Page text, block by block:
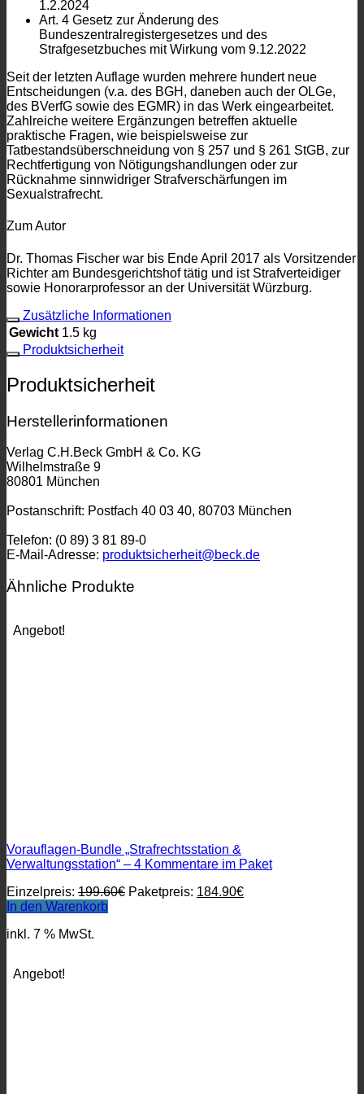
1.2.2024
Art. 4 Gesetz zur Änderung des
Bundeszentralregistergesetzes und des
Strafgesetzbuches mit Wirkung vom 9.12.2022
Seit der letzten Auflage wurden mehrere hundert neue
Entscheidungen (v.a. des BGH, daneben auch der OLGe,
des BVerfG sowie des EGMR) in das Werk eingearbeitet.
Zahlreiche weitere Ergänzungen betreffen aktuelle
praktische Fragen, wie beispielsweise zur
Tatbestandsüberschneidung von § 257 und § 261 StGB, zur
Rechtfertigung von Nötigungshandlungen oder zur
Rücknahme sinnwidriger Strafverschärfungen im
Sexualstrafrecht.
Zum Autor
Dr. Thomas Fischer war bis Ende April 2017 als Vorsitzender
Richter am Bundesgerichtshof tätig und ist Strafverteidiger
sowie Honorarprofessor an der Universität Würzburg.
Zusätzliche Informationen
Gewicht 1.5 kg
Produktsicherheit
Produktsicherheit
Herstellerinformationen
Verlag C.H.Beck GmbH & Co. KG
Wilhelmstraße 9
80801 München
Postanschrift: Postfach 40 03 40, 80703 München
Telefon: (0 89) 3 81 89-0
E-Mail-Adresse: produktsicherheit@beck.de
Ähnliche Produkte
Angebot!
Vorauflagen-Bundle „Strafrechtsstation &
Verwaltungsstation“ – 4 Kommentare im Paket
Einzelpreis: 199.60€ Ursprünglicher
Paketpreis: 184.90€Aktueller
In den Warenkorb
inkl. 7 % MwSt.
Angebot!